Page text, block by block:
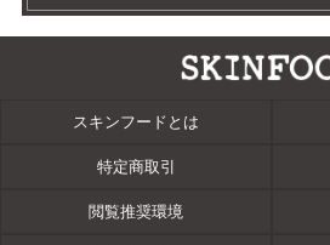
スキンフードとは
特定商取引
閲覧推奨環境